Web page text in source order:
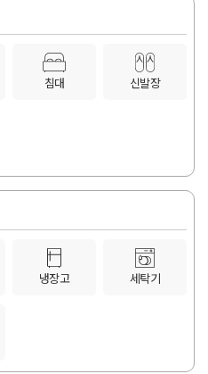
침대 신발장
냉장고 세탁기